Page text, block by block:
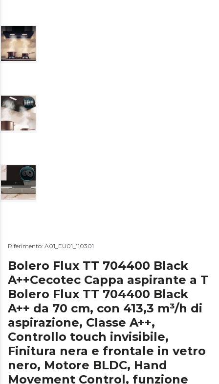
Riferimento: A01_EU01_110301
Bolero Flux TT 704400 Black
A++Cecotec Cappa aspirante a T
Bolero Flux TT 704400 Black
A++ da 70 cm, con 413,3 m³/h di
aspirazione, Classe A++,
Controllo touch invisibile,
Finitura nera e frontale in vetro
nero, Motore BLDC, Hand
Movement Control, funzione